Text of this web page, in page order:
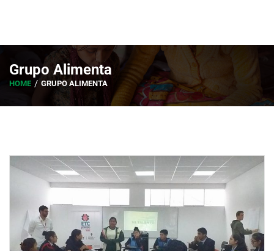
Grupo Alimenta
HOME GRUPO ALIMENTA